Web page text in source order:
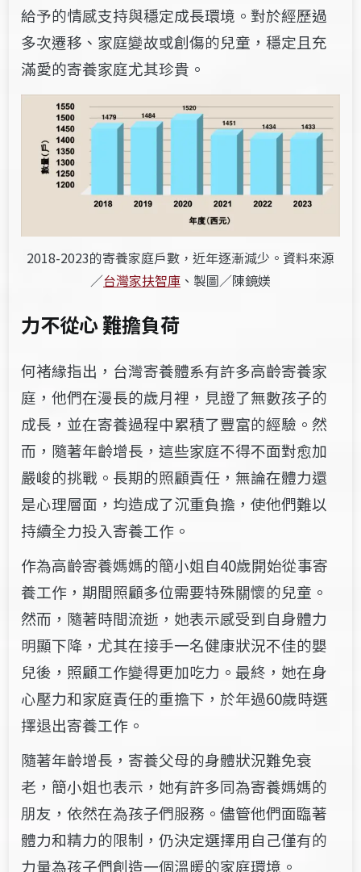
給予的情感支持與穩定成長環境。對於經歷過
多次遷移、家庭變故或創傷的兒童，穩定且充
滿愛的寄養家庭尤其珍貴。
2018-2023的寄養家庭戶數，近年逐漸減少。資料來源
／台灣家扶智庫 、製圖／陳鏡媄
力不從心 難擔負荷
何褚緣指出，台灣寄養體系有許多高齡寄養家
庭，他們在漫長的歲月裡，見證了無數孩子的
成長，並在寄養過程中累積了豐富的經驗。然
而，隨著年齡增長，這些家庭不得不面對愈加
嚴峻的挑戰。長期的照顧責任，無論在體力還
是心理層面，均造成了沉重負擔，使他們難以
持續全力投入寄養工作。
作為高齡寄養媽媽的簡小姐自40歲開始從事寄
養工作，期間照顧多位需要特殊關懷的兒童。
然而，隨著時間流逝，她表示感受到自身體力
明顯下降，尤其在接手一名健康狀況不佳的嬰
兒後，照顧工作變得更加吃力。最終，她在身
心壓力和家庭責任的重擔下，於年過60歲時選
擇退出寄養工作。
隨著年齡增長，寄養父母的身體狀況難免衰
老， 簡小姐也表示，她有許多同為寄養媽媽的
朋友，依然在為孩子們服務。儘管他們面臨著
體力和精力的限制，仍決定選擇用自己僅有的
力量為孩子們創造一個溫暖的家庭環境。